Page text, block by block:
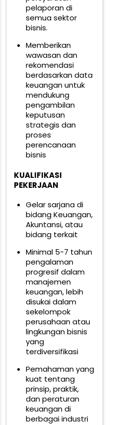
pelaporan di
semua sektor
bisnis.
Memberikan
wawasan dan
rekomendasi
berdasarkan data
keuangan untuk
mendukung
pengambilan
keputusan
strategis dan
proses
perencanaan
bisnis
KUALIFIKASI
PEKERJAAN
Gelar sarjana di
bidang Keuangan,
Akuntansi, atau
bidang terkait
Minimal 5-7 tahun
pengalaman
progresif dalam
manajemen
keuangan, lebih
disukai dalam
sekelompok
perusahaan atau
lingkungan bisnis
yang
terdiversifikasi
Pemahaman yang
kuat tentang
prinsip, praktik,
dan peraturan
keuangan di
berbagai industri